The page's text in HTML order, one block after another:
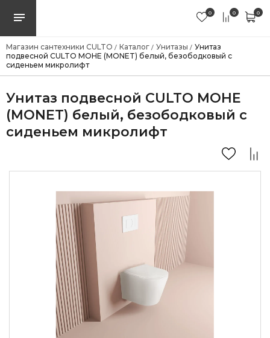
0 0 0
Магазин сантехники CULTO / Каталог / Унитазы / Унитаз
подвесной CULTO МОНЕ (MONET) белый, безободковый с
сиденьем микролифт
Унитаз подвесной CULTO МОНЕ
(MONET) белый, безободковый с
сиденьем микролифт